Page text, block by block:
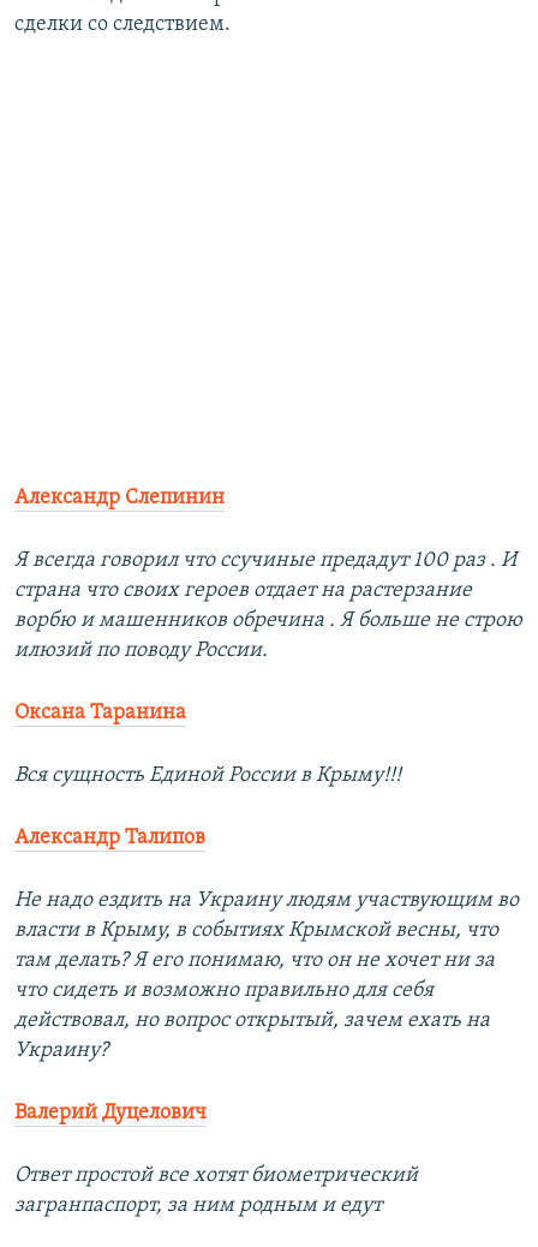
сделки со следствием.
Александр Слепинин
Я всегда говорил что ссучиные предадут 100 раз . И
страна что своих героев отдает на растерзание
ворбю и машенников обречина . Я больше не строю
илюзий по поводу России.
Оксана Таранина
Вся сущность Единой России в Крыму!!!
Александр Талипов
Не надо ездить на Украину людям участвующим во
власти в Крыму, в событиях Крымской весны, что
там делать? Я его понимаю, что он не хочет ни за
что сидеть и возможно правильно для себя
действовал, но вопрос открытый, зачем ехать на
Украину?
Валерий Дуцелович
Ответ простой все хотят биометрический
загранпаспорт, за ним родным и едут